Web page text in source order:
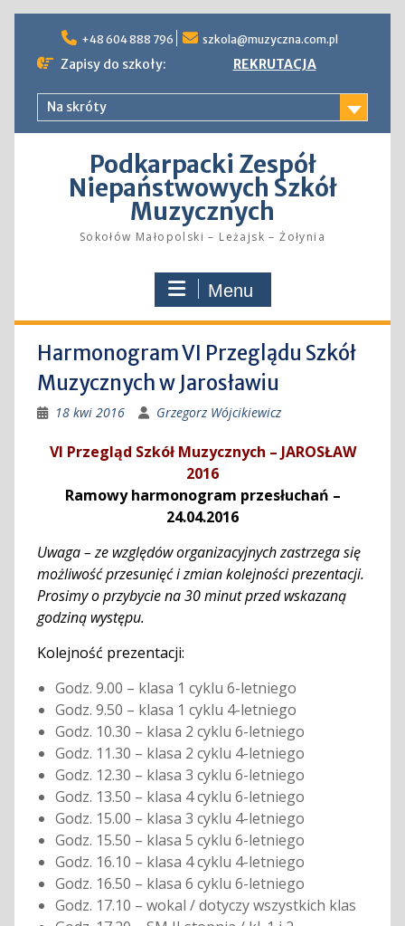
content
+48 604 888 796 szkola@muzyczna.com.pl
Zapisy do szkoły: REKRUTACJA
Na skróty
Podkarpacki Zespół
Niepaństwowych Szkół
Muzycznych
Sokołów Małopolski – Leżajsk – Żołynia
Menu
Harmonogram VI Przeglądu Szkół
Muzycznych w Jarosławiu
18 kwi 2016 Grzegorz Wójcikiewicz
VI Przegląd Szkół Muzycznych – JAROSŁAW
2016
Ramowy harmonogram przesłuchań –
24.04.2016
Uwaga – ze względów organizacyjnych zastrzega się
możliwość przesunięć i zmian kolejności prezentacji.
Prosimy o przybycie na 30 minut przed wskazaną
godziną występu.
Kolejność prezentacji:
Godz. 9.00 – klasa 1 cyklu 6-letniego
Godz. 9.50 – klasa 1 cyklu 4-letniego
Godz. 10.30 – klasa 2 cyklu 6-letniego
Godz. 11.30 – klasa 2 cyklu 4-letniego
Godz. 12.30 – klasa 3 cyklu 6-letniego
Godz. 13.50 – klasa 4 cyklu 6-letniego
Godz. 15.00 – klasa 3 cyklu 4-letniego
Godz. 15.50 – klasa 5 cyklu 6-letniego
Godz. 16.10 – klasa 4 cyklu 4-letniego
Godz. 16.50 – klasa 6 cyklu 6-letniego
Godz. 17.10 – wokal / dotyczy wszystkich klas